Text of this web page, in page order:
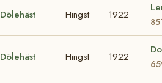
Dölehäst Hingst 1922
Dölehäst Hingst 1922